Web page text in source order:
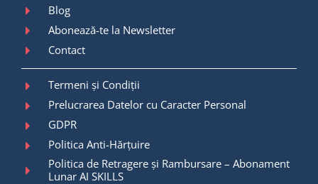
Blog
Abonează-te la Newsletter
Contact
Termeni și Condiții
Prelucrarea Datelor cu Caracter Personal
GDPR
Politica Anti-Hărțuire
Politica de Retragere și Rambursare – Abonament
Lunar AI SKILLS